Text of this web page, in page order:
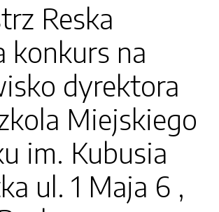
Reska
konkurs na
dyrektora
Miejskiego
im. Kubusia
ul. 1 Maja 6 ,